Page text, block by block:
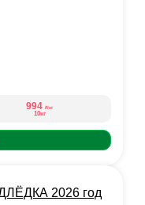
994 ₽/кг
10кг